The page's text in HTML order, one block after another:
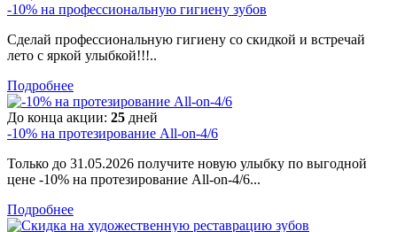
-10% на профессиональную гигиену зубов
Сделай профессиональную гигиену со скидкой и встречай
лето с яркой улыбкой!!!..
Подробнее
До конца акции: 25 дней
-10% на протезирование All-on-4/6
Только до 31.05.2026 получите новую улыбку по выгодной
цене -10% на протезирование All-on-4/6...
Подробнее